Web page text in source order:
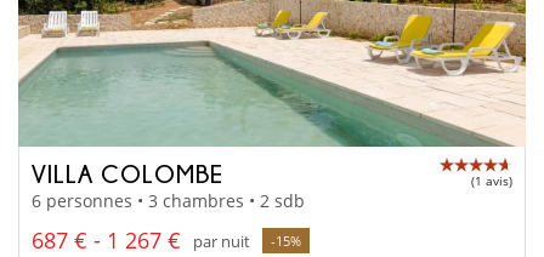
VILLA COLOMBE (1 avis)
6 personnes • 3 chambres • 2 sdb
687 € - 1 267 € par nuit -15%